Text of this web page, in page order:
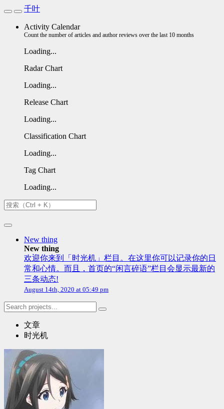
千叶
Activity Calendar
Count the number of articles and author reviews over the last 10 months
Loading...
Radar Chart
Loading...
Release Chart
Loading...
Classification Chart
Loading...
Tag Chart
Loading...
New thing
New thing
欢迎你来到「时光机」栏目。在这里你可以记录你的日
常和心情。而且，首页的“闲言碎语”栏目会显示最新的
三条动态!
August 14th, 2020 at 05:49 pm
文章
时光机